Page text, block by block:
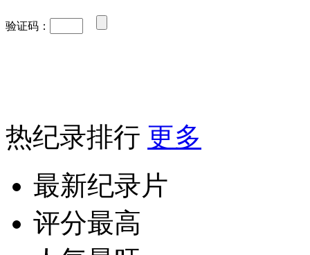
验证码：
热纪录排行 更多
最新纪录片
评分最高